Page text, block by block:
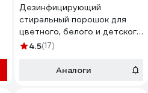
Дезинфицирующий
стиральный порошок для
цветного, белого и детского
белья PLEX Lillian 5 кг, 100
4.5(17)
Аналоги